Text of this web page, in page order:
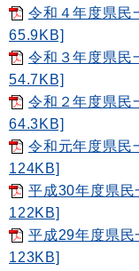
令和４年度県民
65.9KB]
令和３年度県民
54.7KB]
令和２年度県民
64.3KB]
令和元年度県民
124KB]
平成30年度県民
122KB]
平成29年度県民
123KB]